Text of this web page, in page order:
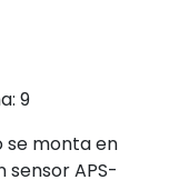
9
se monta en
APS-